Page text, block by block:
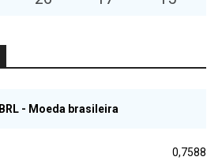
BRL - Moeda brasileira
0,7588